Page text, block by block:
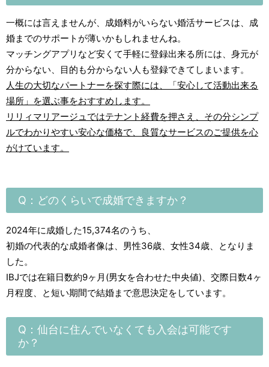
一概には言えませんが、成婚料がいらない婚活サービスは、成
婚までのサポートが薄いかもしれませんね。
マッチングアプリなど安くて手軽に登録出来る所には、身元が
分からない、目的も分からない人も登録できてしまいます。
人生の大切なパートナーを探す際には、「安心して活動出来る
場所」を選ぶ事をおすすめします。
リリィマリアージュではテナント経費を押さえ、その分シンプ
ルでわかりやすい安心な価格で、良質なサービスのご提供を心
がけています。
Q：どのくらいで成婚できますか？
2024年に成婚した15,374名のうち、
初婚の代表的な成婚者像は、男性36歳、女性34歳、となりま
した。
IBJでは在籍日数約9ヶ月(男女を合わせた中央値)、交際日数4ヶ
月程度、と短い期間で結婚まで意思決定をしています。
Q：仙台に住んでいなくても入会は可能です
か？